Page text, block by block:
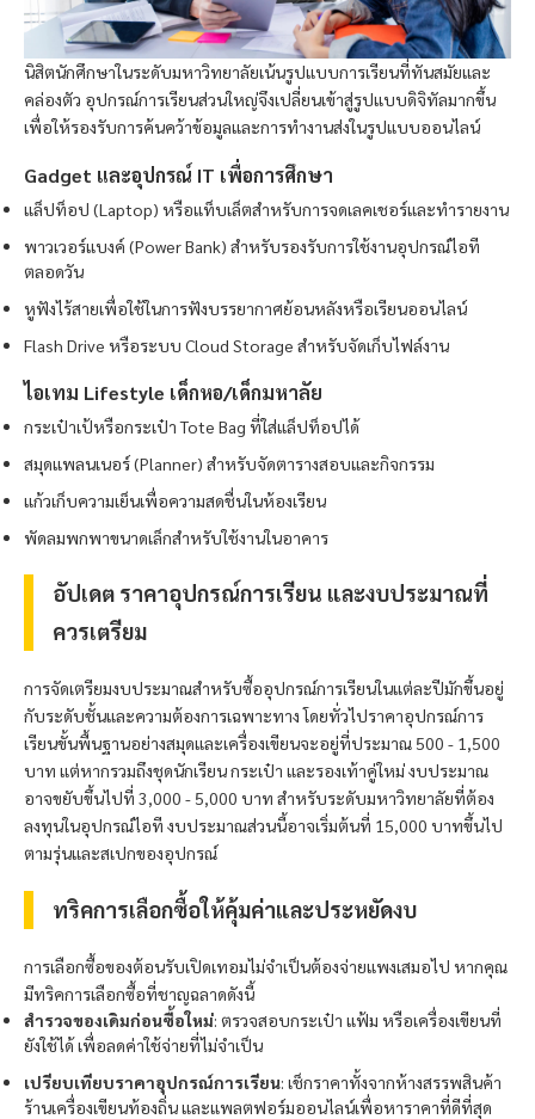
นิสิตนักศึกษาในระดับมหาวิทยาลัยเน้นรูปแบบการเรียนที่ทันสมัยและ
คล่องตัว อุปกรณ์การเรียนส่วนใหญ่จึงเปลี่ยนเข้าสู่รูปแบบดิจิทัลมากขึ้น
เพื่อให้รองรับการค้นคว้าข้อมูลและการทำงานส่งในรูปแบบออนไลน์
Gadget และอุปกรณ์ IT เพื่อการศึกษา
แล็ปท็อป (Laptop) หรือแท็บเล็ตสำหรับการจดเลคเชอร์และทำรายงาน
พาวเวอร์แบงค์ (Power Bank) สำหรับรองรับการใช้งานอุปกรณ์ไอที
ตลอดวัน
หูฟังไร้สายเพื่อใช้ในการฟังบรรยากาศย้อนหลังหรือเรียนออนไลน์
Flash Drive หรือระบบ Cloud Storage สำหรับจัดเก็บไฟล์งาน
ไอเทม Lifestyle เด็กหอ/เด็กมหาลัย
กระเป๋าเป้หรือกระเป๋า Tote Bag ที่ใส่แล็ปท็อปได้
สมุดแพลนเนอร์ (Planner) สำหรับจัดตารางสอบและกิจกรรม
แก้วเก็บความเย็นเพื่อความสดชื่นในห้องเรียน
พัดลมพกพาขนาดเล็กสำหรับใช้งานในอาคาร
อัปเดต ราคาอุปกรณ์การเรียน และงบประมาณที่
ควรเตรียม
การจัดเตรียมงบประมาณสำหรับซื้ออุปกรณ์การเรียนในแต่ละปีมักขึ้นอยู่
กับระดับชั้นและความต้องการเฉพาะทาง โดยทั่วไปราคาอุปกรณ์การ
เรียนขั้นพื้นฐานอย่างสมุดและเครื่องเขียนจะอยู่ที่ประมาณ 500 - 1,500
บาท แต่หากรวมถึงชุดนักเรียน กระเป๋า และรองเท้าคู่ใหม่ งบประมาณ
อาจขยับขึ้นไปที่ 3,000 - 5,000 บาท สำหรับระดับมหาวิทยาลัยที่ต้อง
ลงทุนในอุปกรณ์ไอที งบประมาณส่วนนี้อาจเริ่มต้นที่ 15,000 บาทขึ้นไป
ตามรุ่นและสเปกของอุปกรณ์
ทริคการเลือกซื้อให้คุ้มค่าและประหยัดงบ
การเลือกซื้อของต้อนรับเปิดเทอมไม่จำเป็นต้องจ่ายแพงเสมอไป หากคุณ
มีทริคการเลือกซื้อที่ชาญฉลาดดังนี้
สำรวจของเดิมก่อนซื้อใหม่: ตรวจสอบกระเป๋า แฟ้ม หรือเครื่องเขียนที่
ยังใช้ได้ เพื่อลดค่าใช้จ่ายที่ไม่จำเป็น
เปรียบเทียบราคาอุปกรณ์การเรียน: เช็กราคาทั้งจากห้างสรรพสินค้า
ร้านเครื่องเขียนท้องถิ่น และแพลตฟอร์มออนไลน์เพื่อหาราคาที่ดีที่สุด